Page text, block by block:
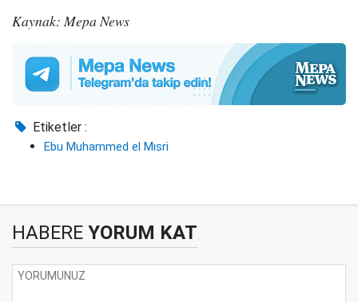
Kaynak: Mepa News
Etiketler :
Ebu Muhammed el Mısri
HABERE YORUM KAT